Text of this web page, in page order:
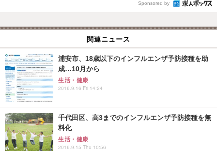
Sponsored by
関連ニュース
浦安市、18歳以下のインフルエンザ予防接種を助
成…10月から
生活・健康
2016.9.16 Fri 14:24
千代田区、高3までのインフルエンザ予防接種を無
料化
生活・健康
2016.9.15 Thu 10:56